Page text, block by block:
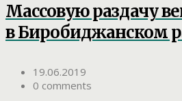
Массовую раздачу
в Биробиджанском
19.06.2019
0 comments